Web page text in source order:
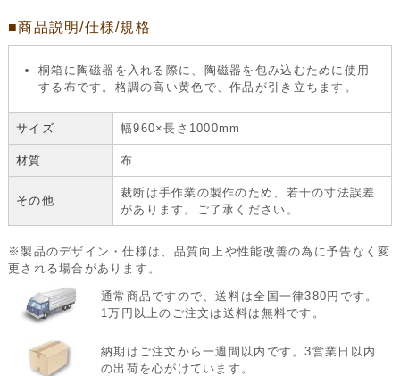
■商品説明/仕様/規格
桐箱に陶磁器を入れる際に、陶磁器を包み込むために使用
する布です。格調の高い黄色で、作品が引き立ちます。
サイズ 幅960×長さ1000mm
材質 布
その他
裁断は手作業の製作のため、若干の寸法誤差
があります。ご了承ください。
※製品のデザイン・仕様は、品質向上や性能改善の為に予告なく変
更される場合があります。
通常商品ですので、送料は全国一律380円です。
1万円以上のご注文は送料は無料です。
納期はご注文から一週間以内です。3営業日以内
の出荷を心がけています。